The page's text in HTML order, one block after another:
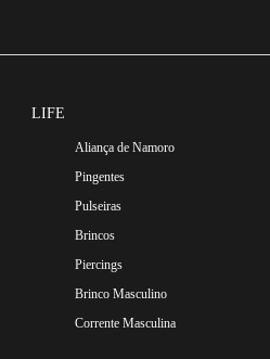
LIFE
Aliança de Namoro
Pingentes
Pulseiras
Brincos
Piercings
Brinco Masculino
Corrente Masculina